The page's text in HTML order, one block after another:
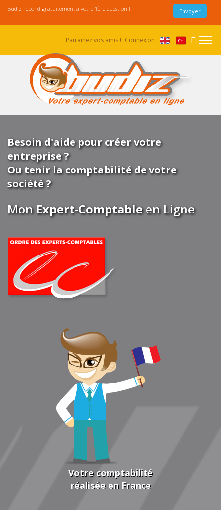
Parrainez vos amis ! Connexion
Besoin d'aide pour créer votre
entreprise ?
Ou tenir la comptabilité de votre
société ?
MonExpert-Comptableen Ligne
Votre comptabilité
réalisée en France